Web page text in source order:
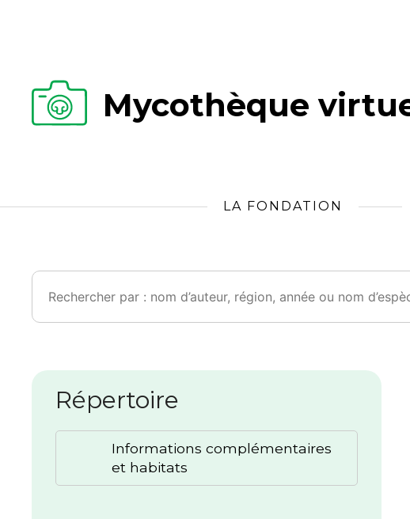
Mycothèque
LA FONDATION
Rechercher :
Répertoire
Informations complémentaires
et habitats